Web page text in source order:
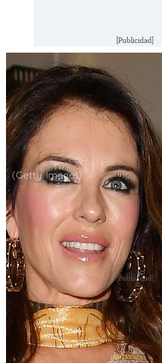
[Publicidad]
(Getty Images)
[Publicidad]